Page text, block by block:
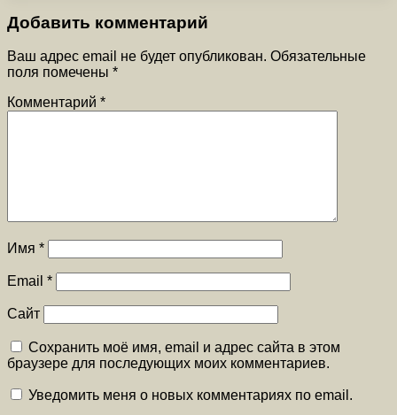
Добавить комментарий
Ваш адрес email не будет опубликован. Обязательные
поля помечены *
Комментарий *
Имя *
Email *
Сайт
Сохранить моё имя, email и адрес сайта в этом
браузере для последующих моих комментариев.
Уведомить меня о новых комментариях по email.